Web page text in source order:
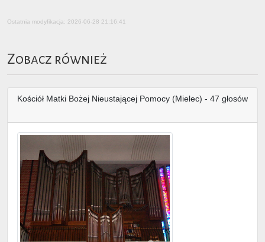
Ostatnia modyfikacja: 2026-06-28 21:16:41
Zobacz również
Kościół Matki Bożej Nieustającej Pomocy (Mielec) - 47 głosów